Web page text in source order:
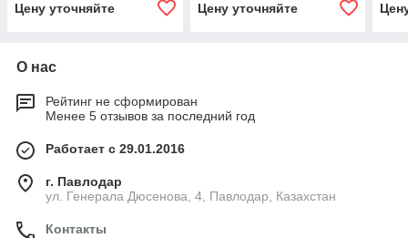
Цену уточняйте
Цену уточняйте
О нас
Рейтинг не сформирован
Менее 5 отзывов за последний год
Работает с 29.01.2016
г. Павлодар
ул. Генерала Дюсенова, 4, Павлодар, Казахстан
Контакты